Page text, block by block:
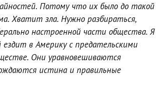
Потому что их было до такой
Хватит зла. Нужно разбираться,
настроенной части общества. Я
в Америку с предательскими
Они уравновешиваются
истина и правильные